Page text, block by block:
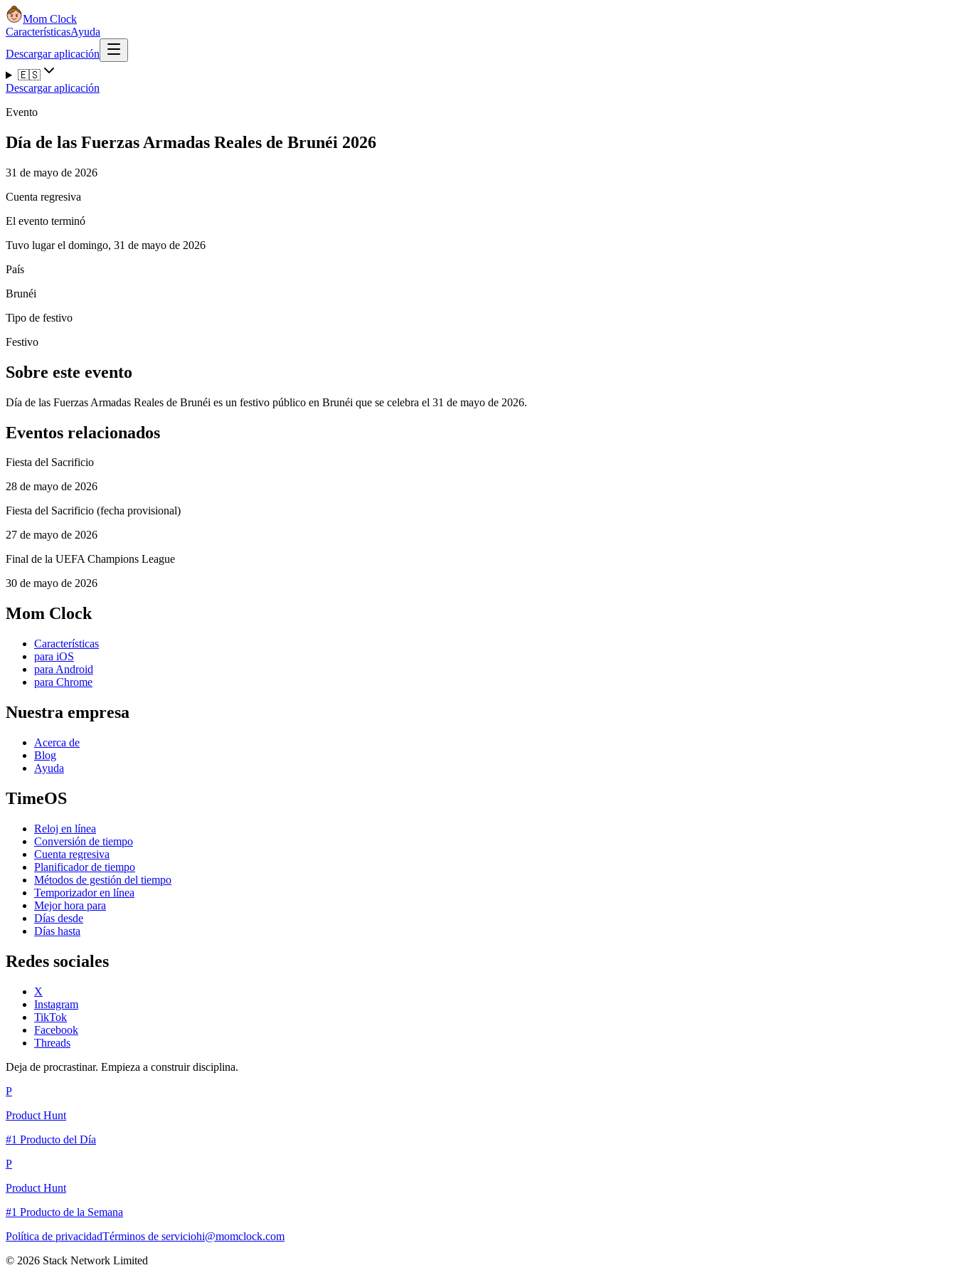
Mom Clock
CaracterísticasAyuda
Descargar aplicación
🇪🇸
Descargar aplicación
Evento
Día de las Fuerzas Armadas Reales de Brunéi 2026
31 de mayo de 2026
Cuenta regresiva
El evento terminó
Tuvo lugar el domingo, 31 de mayo de 2026
País
Brunéi
Tipo de festivo
Festivo
Sobre este evento
Día de las Fuerzas Armadas Reales de Brunéi es un festivo público en Brunéi que se celebra el 31 de mayo de 2026.
Eventos relacionados
Fiesta del Sacrificio
28 de mayo de 2026
Fiesta del Sacrificio (fecha provisional)
27 de mayo de 2026
Final de la UEFA Champions League
30 de mayo de 2026
Mom Clock
Características
para iOS
para Android
para Chrome
Nuestra empresa
Acerca de
Blog
Ayuda
TimeOS
Reloj en línea
Conversión de tiempo
Cuenta regresiva
Planificador de tiempo
Métodos de gestión del tiempo
Temporizador en línea
Mejor hora para
Días desde
Días hasta
Redes sociales
X
Instagram
TikTok
Facebook
Threads
Deja de procrastinar. Empieza a construir disciplina.
P
Product Hunt
#1 Producto del Día
P
Product Hunt
#1 Producto de la Semana
Política de privacidadTérminos de serviciohi@momclock.com
© 2026 Stack Network Limited